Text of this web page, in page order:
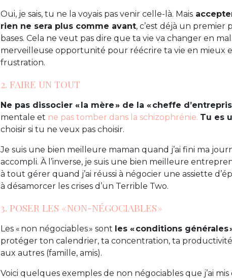
Oui, je sais, tu ne la voyais pas venir celle-là. Mais
rien ne sera plus comme avant, c’est déjà un
bases. Cela ne veut pas dire que ta vie va changer en
merveilleuse opportunité pour réécrire ta vie en mieux
frustration.
2. FAIRE UN TOUT
Ne pas dissocier « la mère » de la « cheffe
mentale et ne pas tomber dans la schizophrénie. Tu es
choisir si tu ne veux pas choisir.
Je suis une bien meilleure maman quand j’ai fini ma
accompli. À l’inverse, je suis une bien meilleure
à tout gérer quand j’ai réussi à négocier une assiette
à désamorcer les crises d’un Terrible Two.
3. POSER LES « NON-NÉGOCIABLES »
Les « non négociables » sont les « conditions générales
protéger ton calendrier, ta concentration, ta
aux autres (famille, amis).
Voici quelques exemples de non négociables que j’ai